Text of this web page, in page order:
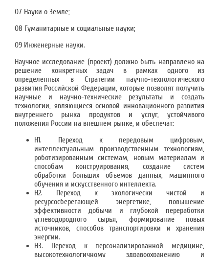
07 Науки о Земле;
08 Гуманитарные и социальные науки;
09 Инженерные науки.
Научное исследование (проект) должно быть направлено на
решение конкретных задач в рамках одного из
определенных в Стратегии научно-технологического
развития Российской Федерации, которые позволят получить
научные и научно-технические результаты и создать
технологии, являющиеся основой инновационного развития
внутреннего рынка продуктов и услуг, устойчивого
положения России на внешнем рынке, и обеспечат:
Н1. Переход к передовым цифровым,
интеллектуальным производственным технологиям,
роботизированным системам, новым материалам и
способам конструирования, создание систем
обработки больших объемов данных, машинного
обучения и искусственного интеллекта.
Н2. Переход к экологически чистой и
ресурсосберегающей энергетике, повышение
эффективности добычи и глубокой переработки
углеводородного сырья, формирование новых
источников, способов транспортировки и хранения
энергии.
Н3. Переход к персонализированной медицине,
высокотехнологичному здравоохранению и